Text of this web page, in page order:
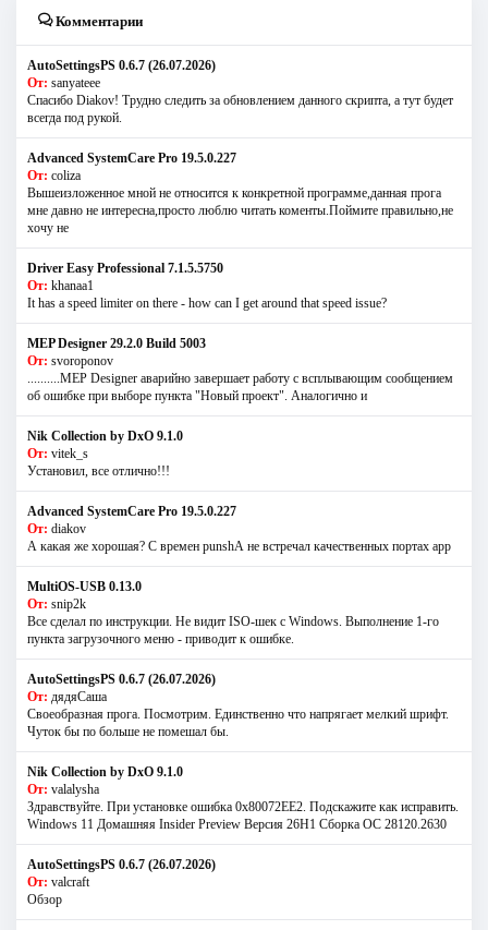
Комментарии
AutoSettingsPS 0.6.7 (26.07.2026)
От: sanyateee
Спасибо Diakov! Трудно следить за обновлением данного скрипта, а тут будет
всегда под рукой.
Advanced SystemCare Pro 19.5.0.227
От: coliza
Вышеизложенное мной не относится к конкретной программе,данная прога
мне давно не интересна,просто люблю читать коменты.Поймите правильно,не
хочу не
Driver Easy Professional 7.1.5.5750
От: khanaa1
It has a speed limiter on there - how can I get around that speed issue?
MEP Designer 29.2.0 Build 5003
От: svoroponov
..........MEP Designer аварийно завершает работу с всплывающим сообщением
об ошибке при выборе пункта "Новый проект". Аналогично и
Nik Collection by DxO 9.1.0
От: vitek_s
Установил, все отлично!!!
Advanced SystemCare Pro 19.5.0.227
От: diakov
А какая же хорошая? С времен punshА не встречал качественных портах app
MultiOS-USB 0.13.0
От: snip2k
Все сделал по инструкции. Не видит ISO-шек с Windows. Выполнение 1-го
пункта загрузочного меню - приводит к ошибке.
AutoSettingsPS 0.6.7 (26.07.2026)
От: дядяСаша
Своеобразная прога. Посмотрим. Единственно что напрягает мелкий шрифт.
Чуток бы по больше не помешал бы.
Nik Collection by DxO 9.1.0
От: valalysha
Здравствуйте. При установке ошибка 0х80072EE2. Подскажите как исправить.
Windows 11 Домашняя Insider Preview Версия 26H1 Сборка ОС 28120.2630
AutoSettingsPS 0.6.7 (26.07.2026)
От: valcraft
Обзор